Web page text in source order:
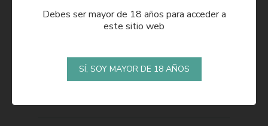
Debes ser mayor de 18 años para acceder a
este sitio web
SÍ, SOY MAYOR DE 18 AÑOS